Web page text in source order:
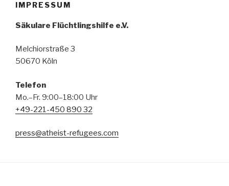
IMPRESSUM
Säkulare Flüchtlingshilfe e.V.
Melchiorstraße 3
50670 Köln
Telefon
Mo.–Fr. 9:00–18:00 Uhr
+49-221-450 890 32
press@atheist-refugees.com